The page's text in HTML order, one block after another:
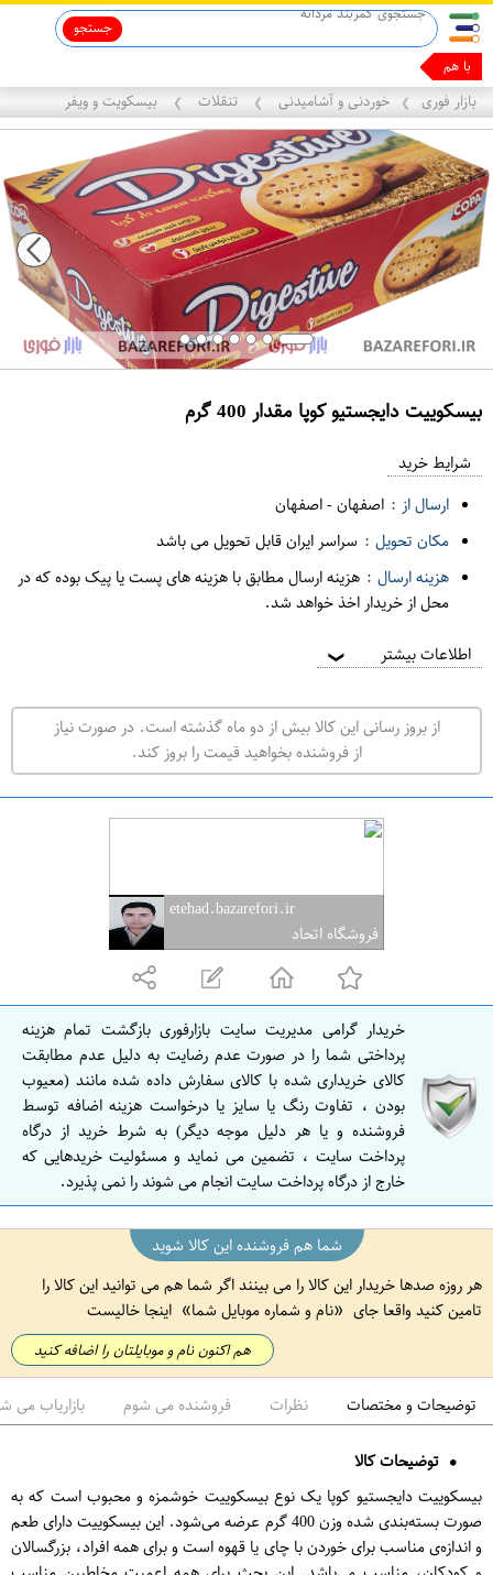
جستجو
با همین گوشیت
بازار فوری ❯ خوردنی و آشامیدنی ❯ تنقلات ❯ بیسکویت و ویفر
بیسکوییت دایجستیو کوپا مقدار 400 گرم
ف
ر
ت
ه
ر
ا
ص
ه
ا
ص
ف
ه
ا
ن
شرایط خرید
ارسال از : اصفهان-اصفهان
مکان تحویل : سراسر ایران قابل تحویل می باشد
هزینه ارسال : هزینه ارسال مطابق با هزینه های پست یا پیک بوده که در
محل از خریدار اخذ خواهد شد.
اطلاعات بیشتر ❯
از بروز رسانی این کالا بیش از دو ماه گذشته است. در صورت نیاز
از فروشنده بخواهید قیمت را بروز کند.
etehad.bazarefori.ir
فروشگاه اتحاد
خریدار گرامی مدیریت سایت بازارفوری بازگشت تمام هزینه
پرداختی شما را در صورت عدم رضایت به دلیل عدم مطابقت
کالای خریداری شده با کالای سفارش داده شده مانند (معیوب
بودن ، تفاوت رنگ یا سایز یا درخواست هزینه اضافه توسط
فروشنده و یا هر دلیل موجه دیگر) به شرط خرید از درگاه
پرداخت سایت ، تضمین می نماید و مسئولیت خریدهایی که
خارج از درگاه پرداخت سایت انجام می شوند را نمی پذیرد.
شما هم فروشنده این کالا شوید
هر روزه صدها خریدار این کالا را می بینند اگر شما هم می توانید این کالا را
تامین کنید واقعا جای
نام و شماره موبایل شما اینجا خالیست
هم اکنون نام و موبایلتان را اضافه کنید
توضیحات و مختصات نظرات فروشنده می شوم بازاریاب می
توضیحات کالا
بیسکوییت دایجستیو کوپا یک نوع بیسکوییت خوشمزه و محبوب است که به
صورت بسته‌بندی شده وزن 400 گرم عرضه می‌شود. این بیسکوییت دارای طعم
و اندازه‌ی مناسب برای خوردن با چای یا قهوه است و برای همه افراد، بزرگسالان